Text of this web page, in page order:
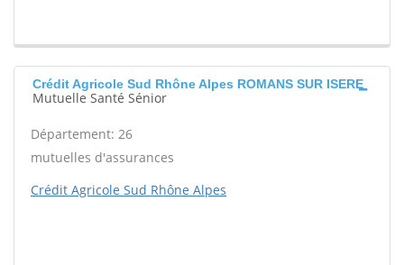
Crédit Agricole Sud Rhône Alpes ROMANS SUR ISERE
Mutuelle Santé Sénior
Département: 26
mutuelles d'assurances
Crédit Agricole Sud Rhône Alpes